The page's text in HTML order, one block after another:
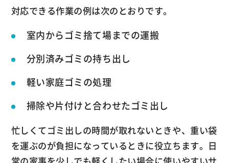
対応できる作業の例は次のとおりです。
室内からゴミ捨て場までの運搬
分別済みゴミの持ち出し
軽い家庭ゴミの処理
掃除や片付けと合わせたゴミ出し
忙しくてゴミ出しの時間が取れないときや、重い袋
を運ぶのが負担になっているときに役立ちます。日